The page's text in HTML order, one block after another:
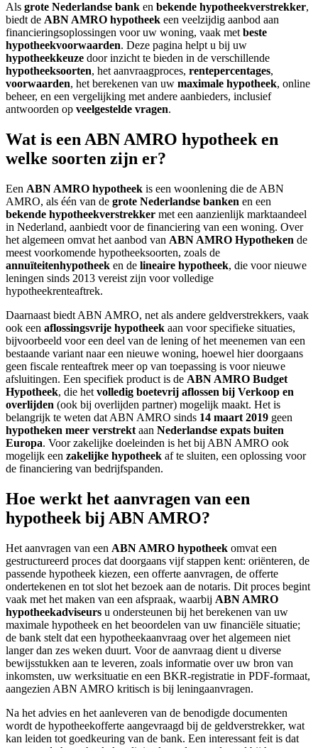
Als grote Nederlandse bank en bekende hypotheekverstrekker,
biedt de ABN AMRO hypotheek een veelzijdig aanbod aan
financieringsoplossingen voor uw woning, vaak metbeste
hypotheekvoorwaarden. Deze pagina helpt u bij uw
hypotheekkeuze door inzicht te bieden in de verschillende
hypotheeksoorten, het aanvraagproces, rentepercentages,
voorwaarden, het berekenen van uw maximale hypotheek, online
beheer, en een vergelijking met andere aanbieders, inclusief
antwoorden op veelgestelde vragen.
Wat is een ABN AMRO hypotheek en
welke soorten zijn er?
Een ABN AMRO hypotheek is een woonlening die de ABN
AMRO, als één van de grote Nederlandse banken en een
bekende hypotheekverstrekker met een aanzienlijk marktaandeel
in Nederland, aanbiedt voor de financiering van een woning. Over
het algemeen omvat het aanbod van ABN AMRO Hypotheken de
meest voorkomende hypotheeksoorten, zoals de
annuïteitenhypotheek en de lineaire hypotheek, die voor nieuwe
leningen sinds 2013 vereist zijn voor volledige
hypotheekrenteaftrek.
Daarnaast biedt ABN AMRO, net als andere geldverstrekkers, vaak
ook een aflossingsvrije hypotheek aan voor specifieke situaties,
bijvoorbeeld voor een deel van de lening of het meenemen van een
bestaande variant naar een nieuwe woning, hoewel hier doorgaans
geen fiscale renteaftrek meer op van toepassing is voor nieuwe
afsluitingen. Een specifiek product is de ABN AMRO Budget
Hypotheek, die het volledig boetevrij aflossen bij Verkoop en
overlijden (ook bij overlijden partner) mogelijk maakt. Het is
belangrijk te weten dat ABN AMRO sinds 14 maart 2019 geen
hypotheken meer verstrekt aan Nederlandse expats buiten
Europa. Voor zakelijke doeleinden is het bij ABN AMRO ook
mogelijk een zakelijke hypotheek af te sluiten, een oplossing voor
de financiering van bedrijfspanden.
Hoe werkt het aanvragen van een
hypotheek bij ABN AMRO?
Het aanvragen van een ABN AMRO hypotheek omvat een
gestructureerd proces dat doorgaans vijf stappen kent: oriënteren, de
passende hypotheek kiezen, een offerte aanvragen, de offerte
ondertekenen en tot slot het bezoek aan de notaris. Dit proces begint
vaak met het maken van een afspraak, waarbij ABN AMRO
hypotheekadviseurs u ondersteunen bij het berekenen van uw
maximale hypotheek en het beoordelen van uw financiële situatie;
de bank stelt dat een hypotheekaanvraag over het algemeen niet
langer dan zes weken duurt. Voor de aanvraag dient u diverse
bewijsstukken aan te leveren, zoals informatie over uw bron van
inkomsten, uw werksituatie en een BKR-registratie in PDF-formaat,
aangezien ABN AMRO kritisch is bij leningaanvragen.
Na het advies en het aanleveren van de benodigde documenten
wordt de hypotheekofferte aangevraagd bij de geldverstrekker, wat
kan leiden tot goedkeuring van de bank. Een interessant feit is dat